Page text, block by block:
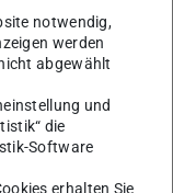
notwendig,
werden
abgewählt
und
die
Software
erhalten Sie